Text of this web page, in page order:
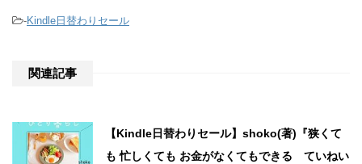
-Kindle日替わりセール
関連記事
【Kindle日替わりセール】shoko(著)『狭くて
も 忙しくても お金がなくてもできる ていねい